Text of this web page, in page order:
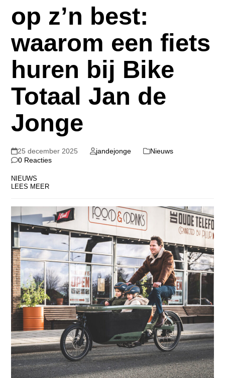
op z’n best:
waarom een fiets
huren bij Bike
Totaal Jan de
Jonge
25 december 2025 jandejonge
Nieuws
0 Reacties
NIEUWS
LEES MEER